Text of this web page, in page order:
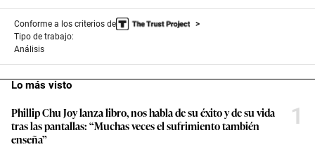
Conforme a los criterios de
Tipo de trabajo:
Análisis
Lo más visto
Phillip Chu Joy lanza libro, nos habla de su éxito y de su vida
tras las pantallas: “Muchas veces el sufrimiento también
enseña”
1